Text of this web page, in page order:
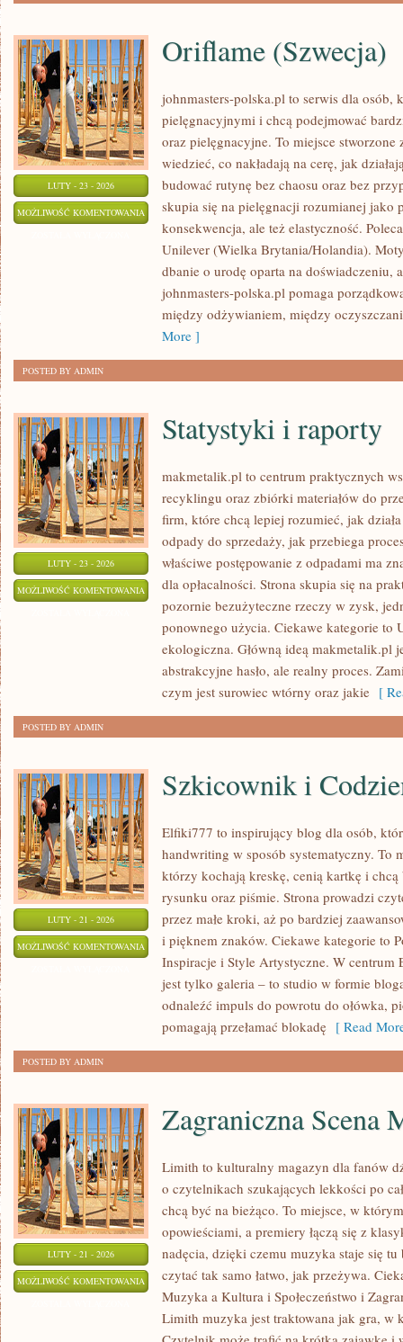
LUTY - 23 - 2026
MOŻLIWOŚĆ KOMENTOWANIA ORIFLAME
(SZWECJA)
Oriflame (Szwecja)
johnmasters-polska.pl to serwis dla osób,
pielęgnacyjnymi i chcą podejmować
oraz pielęgnacyjne. To miejsce
wiedzieć, co nakładają na cerę, jak
budować rutynę bez chaosu oraz bez
skupia się na pielęgnacji rozumianej jako
konsekwencja, ale też elastyczność.
Unilever (Wielka Brytania/Holandia).
dbanie o urodę oparta na doświadczeniu,
johnmasters-polska.pl pomaga
między odżywianiem, między
More ]
POSTED BY ADMIN
LUTY - 23 - 2026
MOŻLIWOŚĆ KOMENTOWANIA STATYSTYKI
RAPORTY
Statystyki i raporty
makmetalik.pl to centrum praktycznych
recyklingu oraz zbiórki materiałów do
firm, które chcą lepiej rozumieć, jak
odpady do sprzedaży, jak przebiega
właściwe postępowanie z odpadami ma
dla opłacalności. Strona skupia się na
pozornie bezużyteczne rzeczy w zysk,
ponownego użycia. Ciekawe kategorie to
ekologiczna. Główną ideą makmetalik.pl
abstrakcyjne hasło, ale realny proces.
czym jest surowiec wtórny oraz jakie [
POSTED BY ADMIN
LUTY - 21 - 2026
MOŻLIWOŚĆ KOMENTOWANIA SZKICOWNIK
CODZIENNA
PRAKTYKA
Szkicownik i
Elfiki777 to inspirujący blog dla osób,
handwriting w sposób systematyczny. To
którzy kochają kreskę, cenią kartkę i chcą
rysunku oraz piśmie. Strona prowadzi
przez małe kroki, aż po bardziej
i pięknem znaków. Ciekawe kategorie to
Inspiracje i Style Artystyczne. W centrum
jest tylko galeria – to studio w formie
odnaleźć impuls do powrotu do ołówka,
pomagają przełamać blokadę [ Read
POSTED BY ADMIN
LUTY - 21 - 2026
MOŻLIWOŚĆ KOMENTOWANIA ZAGRANICZNA
SCENA
MUZYCZNA
Zagraniczna Scena
Limith to kulturalny magazyn dla fanów
o czytelnikach szukających lekkości po
chcą być na bieżąco. To miejsce, w
opowieściami, a premiery łączą się z
nadęcia, dzięki czemu muzyka staje się
czytać tak samo łatwo, jak przeżywa.
Muzyka a Kultura i Społeczeństwo i
Limith muzyka jest traktowana jak gra, w